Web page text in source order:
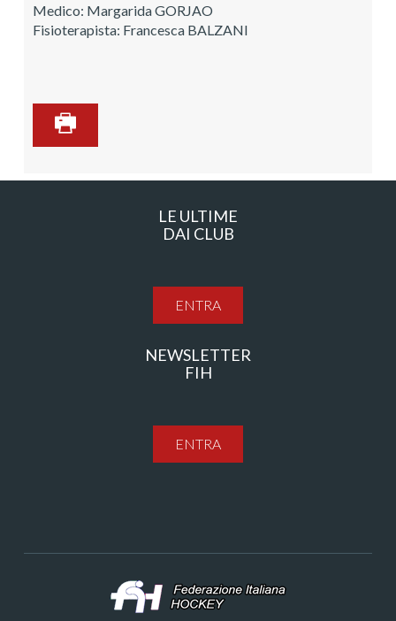
Medico: Margarida GORJAO
Fisioterapista: Francesca BALZANI
LE ULTIME
DAI CLUB
ENTRA
NEWSLETTER
FIH
ENTRA